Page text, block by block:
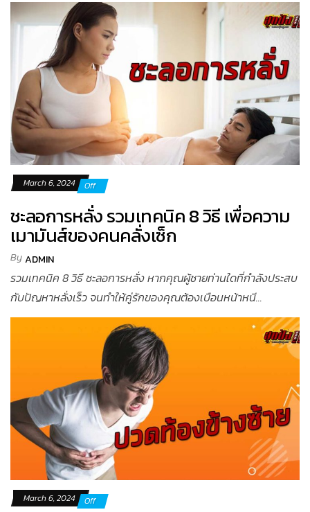
March 6, 2024 Off
ชะลอการหลั่ง รวมเทคนิค 8 วิธี เพื่อความ
เมามันส์ของคนคลั่งเซ็ก
ByADMIN
รวมเทคนิค 8 วิธี ชะลอการหลั่ง หากคุณผู้ชายท่านใดที่กำลังประสบ
กับปัญหาหลั่งเร็ว จนทำให้คู่รักของคุณต้องเบือนหน้าหนี...
March 6, 2024 Off